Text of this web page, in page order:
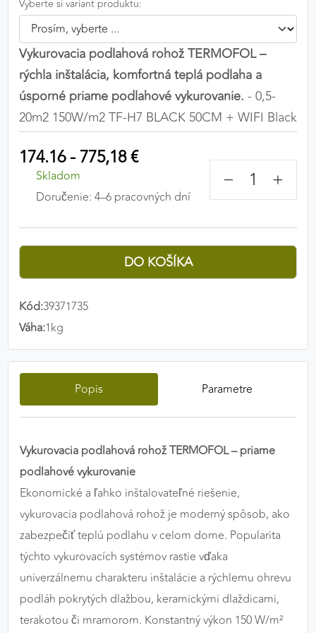
Vyberte si variant produktu:
Vykurovacia podlahová rohož TERMOFOL –
rýchla inštalácia, komfortná teplá podlaha a
úsporné priame podlahové vykurovanie. - 0,5-
20m2 150W/m2 TF-H7 BLACK 50CM + WIFI Black
174.16 - 775,18 €
Skladom
Doručenie: 4–6 pracovných dní
− +
Kód:39371735
Váha:1kg
Popis Parametre
Vykurovacia podlahová rohož TERMOFOL – priame
podlahové vykurovanie
Ekonomické a ľahko inštalovateľné riešenie,
vykurovacia podlahová rohož je moderný spôsob, ako
zabezpečiť teplú podlahu v celom dome. Popularita
týchto vykurovacích systémov rastie vďaka
univerzálnemu charakteru inštalácie a rýchlemu ohrevu
podláh pokrytých dlažbou, keramickými dlaždicami,
terakotou či mramorom. Konstantný výkon 150 W/m²
Preferenčné cookies umožňujú zapamätanie si
vašich individuálnych nastavení a preferencií,
napríklad zvolený jazyk, región alebo prihlasovacie
údaje. Vďaka nim vám dokážeme poskytnúť
personalizovanejšie a pohodlnejšie používanie
webovej stránky.
Preferenčné cookies
ANALYTICKÉ COOKIES
nášho webu. Ich pomocou určujeme počet návštev
a zdroje návštev našich webových stránok. Dáta
získané pomocou týchto cookies spracovávame
anonymne a súhrnne, bez použitia identifikátorov,
webu. Vďaka týmto cookies môžeme optimalizovať
výkon a funkčnosť našich stránok.
Google Analytics
Poskytovateľ:
MARKETINGOVÉ COOKIES
Marketingové cookies sa používajú na sledovanie
správania používateľov naprieč webovými
zobrazovať cielenú a relevantnú reklamu, a to na
našom webe aj v reklamných sieťach tretích strán.
Google Ads
Poskytovateľ: Google